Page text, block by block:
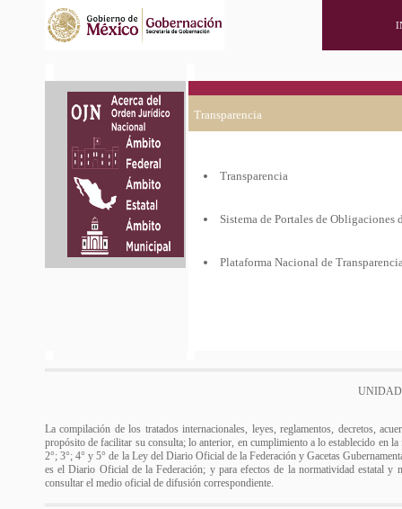
Transparencia
Transparencia
Sistema de Portales de Obligaciones
Plataforma Nacional de
UNIDAD
La compilación de los tratados internacionales, leyes, reglamentos, decretos,
propósito de facilitar su consulta; lo anterior, en cumplimiento a lo establecido en
2°; 3°; 4° y 5° de la Ley del Diario Oficial de la Federación y Gacetas
es el Diario Oficial de la Federación; y para efectos de la normatividad estatal
consultar el medio oficial de difusión correspondiente.